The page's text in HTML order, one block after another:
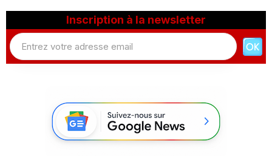
Inscription à la newsletter